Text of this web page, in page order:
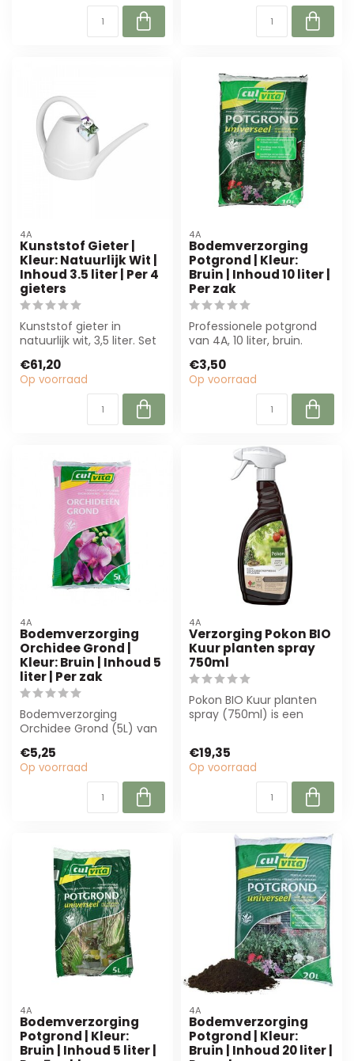
4A
Kunststof Gieter |
Kleur: Natuurlijk Wit |
Inhoud 3.5 liter | Per 4
gieters
Kunststof gieter in
natuurlijk wit, 3,5 liter. Set
bloemiste...
€61,20
Op voorraad
4A
Bodemverzorging
Potgrond | Kleur:
Bruin | Inhoud 10 liter |
Per zak
Professionele potgrond
van 4A, 10 liter, bruin.
inte...
€3,50
Op voorraad
4A
Bodemverzorging
Orchidee Grond |
Kleur: Bruin | Inhoud 5
liter | Per zak
Bodemverzorging
Orchidee Grond (5L) van
wortelgezondheid voor ...
€5,25
Op voorraad
4A
Verzorging Pokon BIO
Kuur planten spray
750ml
Pokon BIO Kuur planten
spray (750ml) is een
€19,35
Op voorraad
4A
Bodemverzorging
Potgrond | Kleur:
Bruin | Inhoud 5 liter |
4A
Bodemverzorging
Potgrond | Kleur:
Bruin | Inhoud 20 liter |